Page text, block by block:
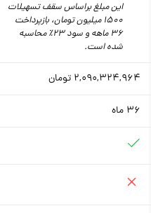
این مبلغ براساس سقف تسهیلات
1500 میلیون تومان،‌ بازپرداخت
36 ماهه و سود 23٪‌ محاسبه
شده است.
2,090,324,964تومان
ماه